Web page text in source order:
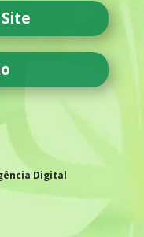
Digital